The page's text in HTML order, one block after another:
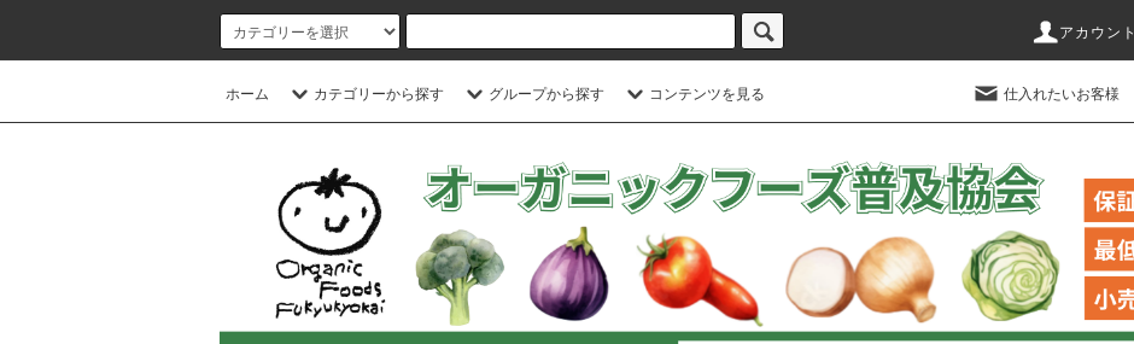
アカウント
ホーム カテゴリーから探す グループから探す コンテンツを見る 仕入れたいお客様